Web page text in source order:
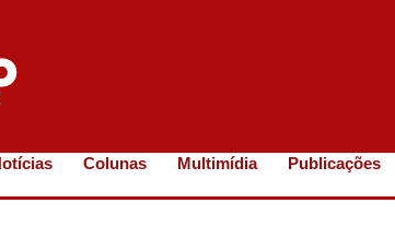
Colunas Multimídia Publicações